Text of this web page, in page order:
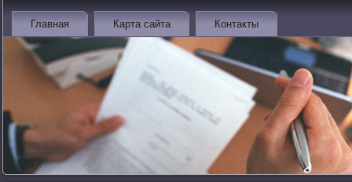
Главная Карта сайта Контакты